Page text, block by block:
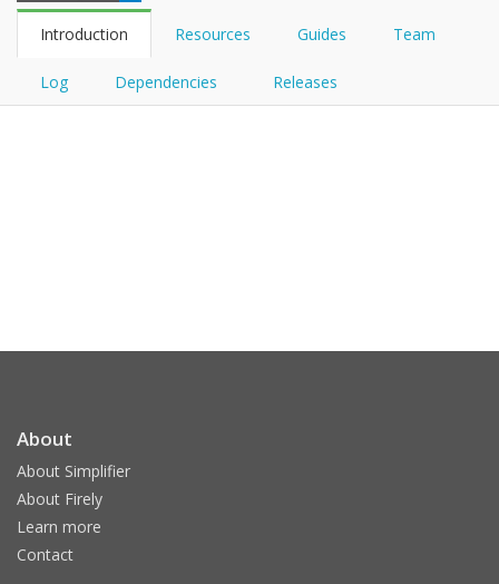
Introduction Resources Guides Team
Log Dependencies Releases
About
About Simplifier
About Firely
Learn more
Contact